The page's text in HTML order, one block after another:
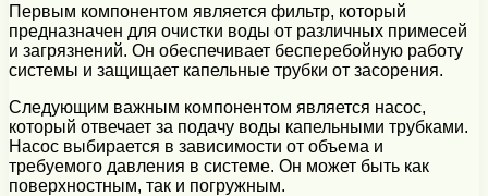
Первым компонентом является фильтр, который
предназначен для очистки воды от различных примесей
и загрязнений. Он обеспечивает бесперебойную работу
системы и защищает капельные трубки от засорения.
Следующим важным компонентом является насос,
который отвечает за подачу воды капельными трубками.
Насос выбирается в зависимости от объема и
требуемого давления в системе. Он может быть как
поверхностным, так и погружным.